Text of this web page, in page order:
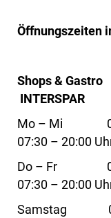
Öffnungszeiten
INTERSPAR
Mo – Mi
07:30 – 20:00
Do – Fr
07:30 – 20:00
Samstag